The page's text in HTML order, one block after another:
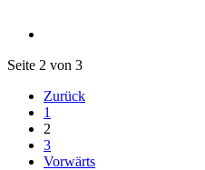
Seite 2 von 3
Zurück
1
2
3
Vorwärts